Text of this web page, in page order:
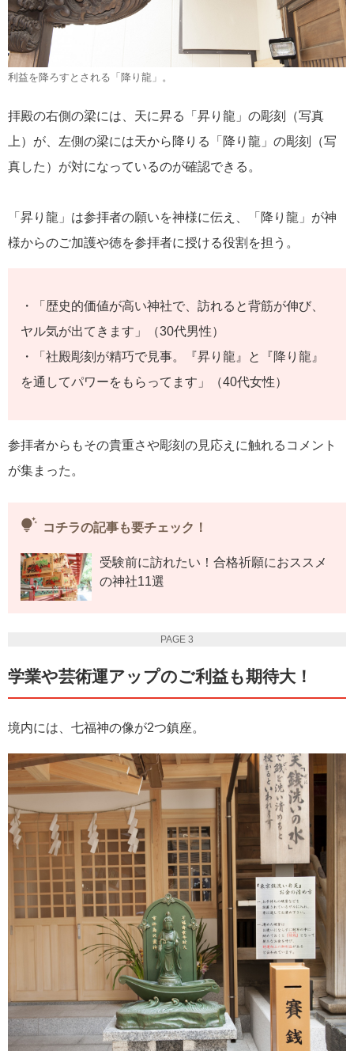
利益を降ろすとされる「降り龍」。
拝殿の右側の梁には、天に昇る「昇り龍」の彫刻（写真
上）が、左側の梁には天から降りる「降り龍」の彫刻（写
真した）が対になっているのが確認できる。
「昇り龍」は参拝者の願いを神様に伝え、「降り龍」が神
様からのご加護や徳を参拝者に授ける役割を担う。
・「歴史的価値が高い神社で、訪れると背筋が伸び、
ヤル気が出てきます」（30代男性）
・「社殿彫刻が精巧で見事。『昇り龍』と『降り龍』
を通してパワーをもらってます」（40代女性）
参拝者からもその貴重さや彫刻の見応えに触れるコメント
が集まった。
tips_and_updates コチラの記事も要チェック！
受験前に訪れたい！合格祈願におススメ
の神社11選
PAGE 3
学業や芸術運アップのご利益も期待大！
境内には、七福神の像が2つ鎮座。